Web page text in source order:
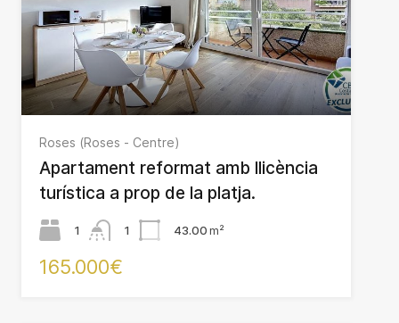
Roses (Roses - Centre)
Apartament reformat amb llicència
turística a prop de la platja.
1 1 43.00m²
165.000€